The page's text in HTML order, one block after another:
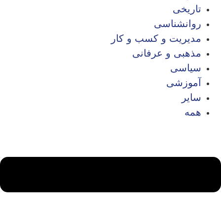
تاریخی
روانشناسی
مدیریت و کسب و کار
مذهبی و عرفانی
سیاسی
آموزشی
سایر
همه